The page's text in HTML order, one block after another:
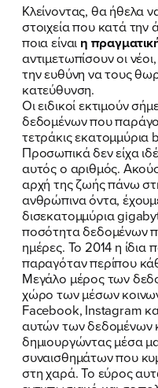
Κλείνοντας, θα ήθελα
στοιχεία που κατά
ποια είναι η
αντιμετωπίσουν οι
την ευθύνη να τους
κατεύθυνση.
Οι ειδικοί εκτιμούν
δεδομένων που
τετράκις εκατομμύρια
Προσωπικά δεν είχα
αυτός ο αριθμός.
αρχή της ζωής πάνω
ανθρώπινα όντα,
δισεκατομμύρια
ποσότητα δεδομένων
ημέρες. Το 2014 η
παραγόταν περίπου
Μεγάλο μέρος των
χώρο των μέσων
Facebook, Instagram
αυτών των δεδομένων
δημιουργώντας μέσα
συναισθημάτων που
στη χαρά. Το εύρος